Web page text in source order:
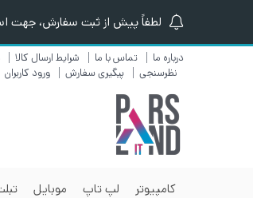
لطفاً پیش از ثبت سفارش، جهت
درباره ما تماس با ما شرایط ارسال کالا
نظرسنجی
پیگیری سفارش ورود کاربران
کامپیوتر لپ تاپ موبایل